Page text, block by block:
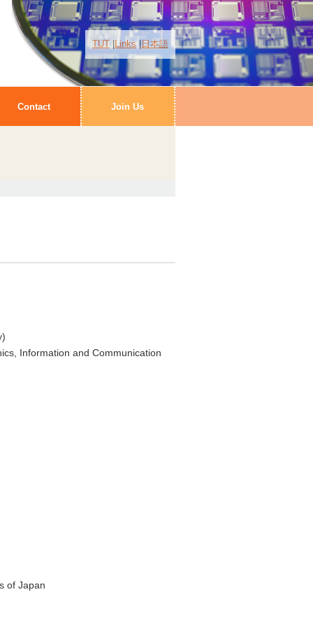
TUT Links 日本語
Contact Join Us
Information and Communication
of Japan